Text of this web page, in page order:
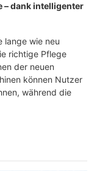
– dank intelligenter
lange wie neu
richtige Pflege
der neuen
können Nutzer
während die